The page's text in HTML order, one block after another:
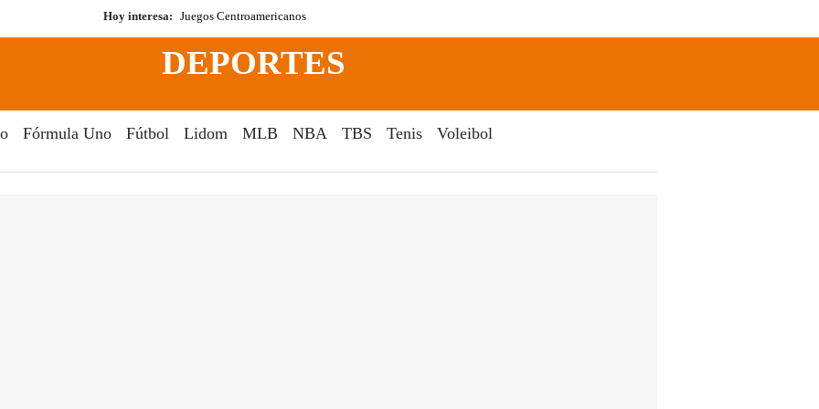
Hoy interesa: Juegos Centroamericanos
Search
DEPORTES
Fórmula Uno Fútbol Lidom MLB NBA TBS Tenis Voleibol